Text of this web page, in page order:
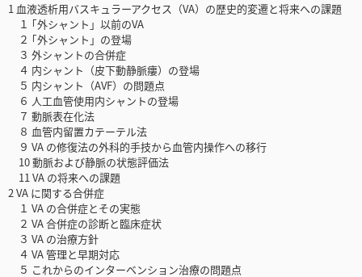
1 血液透析用バスキュラーアクセス（VA）の歴史的変遷と将来への課題
１ ｢外シャント」以前のVA
２ ｢外シャント」の登場
３ 外シャントの合併症
４ 内シャント（皮下動静脈瘻）の登場
５ 内シャント（AVF）の問題点
６ 人工血管使用内シャントの登場
７ 動脈表在化法
８ 血管内留置カテーテル法
９ VA の修復法の外科的手技から血管内操作への移行
10 動脈および静脈の状態評価法
11 VA の将来への課題
2 VA に関する合併症
１ VA の合併症とその実態
２ VA 合併症の診断と臨床症状
３ VA の治療方針
４ VA 管理と早期対応
５ これからのインターベンション治療の問題点